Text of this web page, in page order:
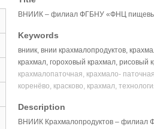
ВНИИК – филиал ФГБНУ «ФНЦ
Keywords
вниик, внии крахмалопродуктов,
крахмал, гороховый крахмал, рисовый
крахмалопаточная, крахмало-
коренёво, красково, крахмал,
Description
ВНИИК Крахмалопродуктов – филиал